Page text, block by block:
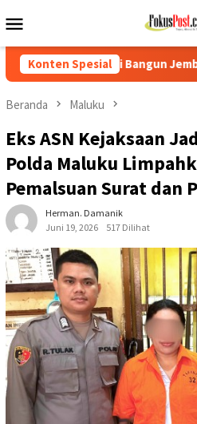
ke
Mobile
Konten Spesial
Jembatan Gantung di Namlea
Beranda Maluku
Eks ASN Kejaksaan
Polda Maluku
Pemalsuan Surat dan
Herman. Damanik
Juni 19, 2026
517 Dilihat